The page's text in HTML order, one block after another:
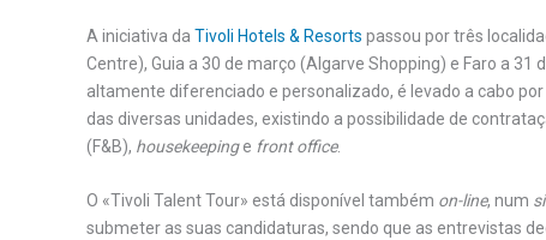
A iniciativa da Tivoli Hotels & Resorts passou por três
Centre), Guia a 30 de março (Algarve Shopping) e Faro a
altamente diferenciado e personalizado, é levado a cabo
das diversas unidades, existindo a possibilidade de
(F&B), housekeepinge front office.
O «Tivoli Talent Tour» está disponível também on-line, num
submeter as suas candidaturas, sendo que as entrevistas